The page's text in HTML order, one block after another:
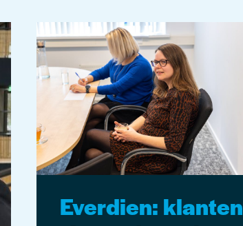
Everdien: klanten